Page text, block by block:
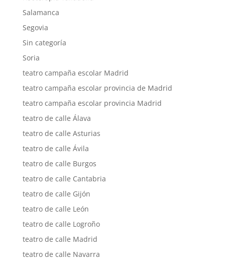
Salamanca
Segovia
Sin categoría
Soria
teatro campaña escolar Madrid
teatro campaña escolar provincia de Madrid
teatro campaña escolar provincia Madrid
teatro de calle Álava
teatro de calle Asturias
teatro de calle Ávila
teatro de calle Burgos
teatro de calle Cantabria
teatro de calle Gijón
teatro de calle León
teatro de calle Logroño
teatro de calle Madrid
teatro de calle Navarra